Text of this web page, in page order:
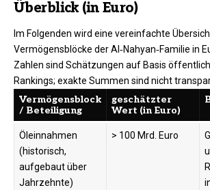
Überblick (in Euro)
Im Folgenden wird eine vereinfachte
Vermögensblöcke der Al‑Nahyan‑Familie in
Zahlen sind Schätzungen auf Basis
Rankings; exakte Summen sind nicht
Vermögensblock
/ Beteiligung
geschätzter
Wert (in Euro)
Öleinnahmen
(historisch,
aufgebaut über
Jahrzehnte)
> 100 Mrd. Euro